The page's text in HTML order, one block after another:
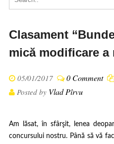
Clasament
mică modificare
05/01/2017 0 Comment
Posted by Vlad Pîrvu
Am lăsat, în sfârşit, lenea
concursului nostru. Până să vă